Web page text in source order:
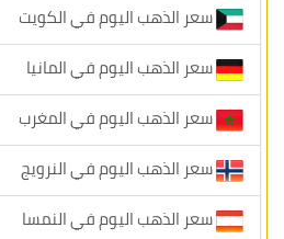
سعر الذهب اليوم في الكويت
سعر الذهب اليوم في المانيا
سعر الذهب اليوم في المغرب
سعر الذهب اليوم في النرويج
سعر الذهب اليوم في النمسا